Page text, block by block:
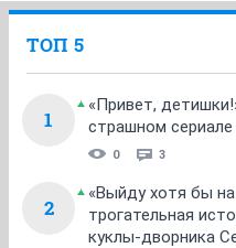
ТОП 5
1
«Привет,
страшном сериале
0 3
2
«Выйду хотя бы
трогательная
куклы-дворника